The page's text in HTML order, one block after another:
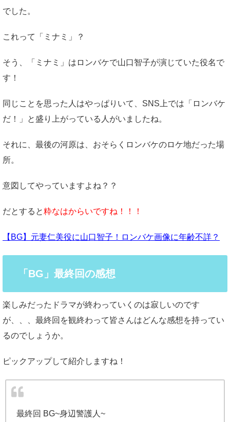
でした。
これって「ミナミ」？
そう、「ミナミ」はロンバケで山口智子が演じていた役名で
す！
同じことを思った人はやっぱりいて、SNS上では「ロンバケ
だ！」と盛り上がっている人がいましたね。
それに、最後の河原は、おそらくロンバケのロケ地だった場
所。
意図してやっていますよね？？
だとすると粋なはからいですね！！！
【BG】元妻仁美役に山口智子！ロンバケ画像に年齢不詳？
「BG」最終回の感想
楽しみだったドラマが終わっていくのは寂しいのです
が、、、最終回を観終わって皆さんはどんな感想を持ってい
るのでしょうか。
ピックアップして紹介しますね！
最終回 BG~身辺警護人~